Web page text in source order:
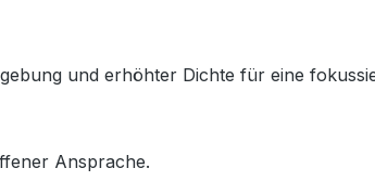
und erhöhter Dichte für eine
Ansprache.